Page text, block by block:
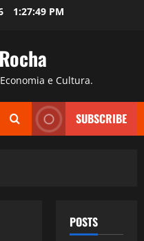
1:27:50 PM
e Cultura.
SUBSCRIBE
POSTS